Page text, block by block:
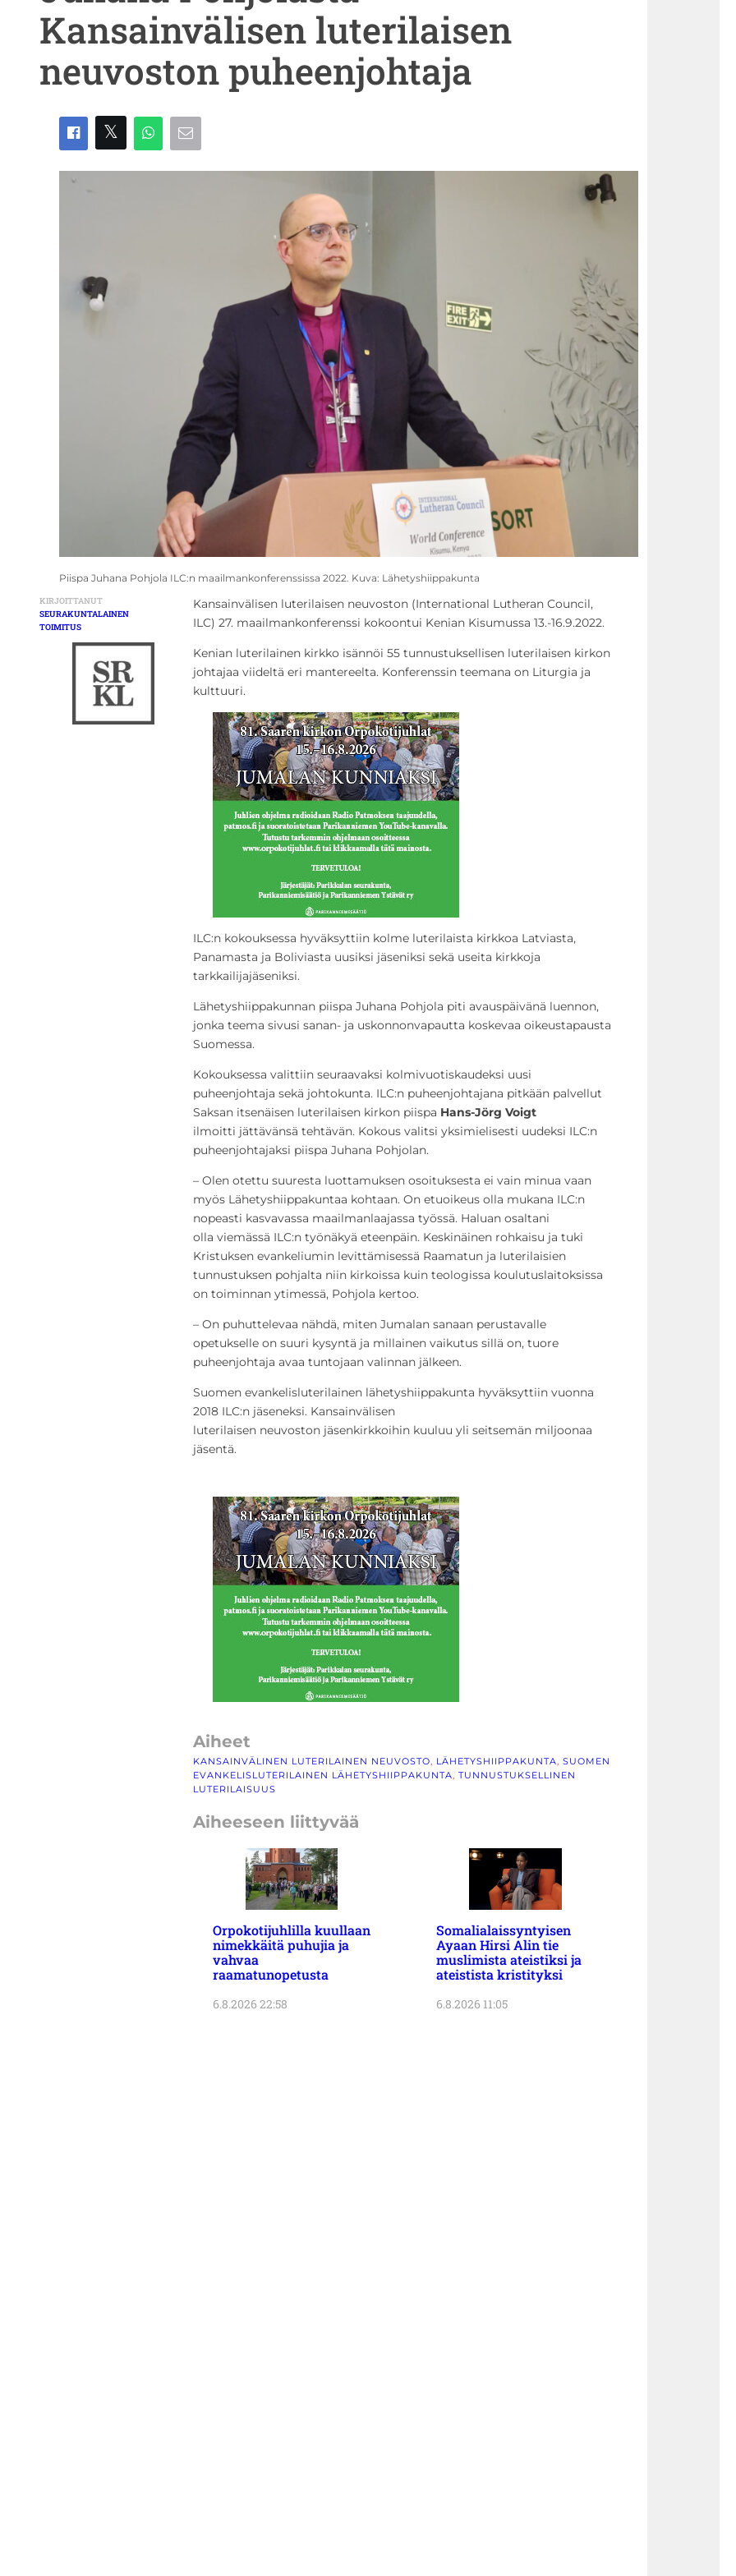
Kansainvälisen luterilaisen
neuvoston puheenjohtaja
Piispa Juhana Pohjola ILC:n maailmankonferenssissa 2022. Kuva: Lähetyshiippakunta
KIRJOITTANUT
SEURAKUNTALAINEN
TOIMITUS
Kansainvälisen luterilaisen neuvoston (International Lutheran Council,
ILC) 27. maailmankonferenssi kokoontui Kenian Kisumussa 13.-16.9.2022.
Kenian luterilainen kirkko isännöi 55 tunnustuksellisen luterilaisen kirkon
johtajaa viideltä eri mantereelta. Konferenssin teemana on Liturgia ja
kulttuuri.
ILC:n kokouksessa hyväksyttiin kolme luterilaista kirkkoa Latviasta,
Panamasta ja Boliviasta uusiksi jäseniksi sekä useita kirkkoja
tarkkailijajäseniksi.
Lähetyshiippakunnan piispa Juhana Pohjola piti avauspäivänä luennon,
jonka teema sivusi sanan- ja uskonnonvapautta koskevaa oikeustapausta
Suomessa.
Kokouksessa valittiin seuraavaksi kolmivuotiskaudeksi uusi
puheenjohtaja sekä johtokunta. ILC:n puheenjohtajana pitkään palvellut
Saksan itsenäisen luterilaisen kirkon piispa Hans-Jörg Voigt
ilmoitti jättävänsä tehtävän. Kokous valitsi yksimielisesti uudeksi ILC:n
puheenjohtajaksi piispa Juhana Pohjolan.
– Olen otettu suuresta luottamuksen osoituksesta ei vain minua vaan
myös Lähetyshiippakuntaa kohtaan. On etuoikeus olla mukana ILC:n
nopeasti kasvavassa maailmanlaajassa työssä. Haluan osaltani
olla viemässä ILC:n työnäkyä eteenpäin. Keskinäinen rohkaisu ja tuki
Kristuksen evankeliumin levittämisessä Raamatun ja luterilaisien
tunnustuksen pohjalta niin kirkoissa kuin teologissa koulutuslaitoksissa
on toiminnan ytimessä, Pohjola kertoo.
– On puhuttelevaa nähdä, miten Jumalan sanaan perustavalle
opetukselle on suuri kysyntä ja millainen vaikutus sillä on, tuore
puheenjohtaja avaa tuntojaan valinnan jälkeen.
Suomen evankelisluterilainen lähetyshiippakunta hyväksyttiin vuonna
2018 ILC:n jäseneksi. Kansainvälisen
luterilaisen neuvoston jäsenkirkkoihin kuuluu yli seitsemän miljoonaa
jäsentä.
Aiheet
KANSAINVÄLINEN LUTERILAINEN NEUVOSTO LÄHETYSHIIPPAKUNTA SUOMEN
EVANKELISLUTERILAINEN LÄHETYSHIIPPAKUNTA TUNNUSTUKSELLINEN
LUTERILAISUUS
Aiheeseen liittyvää
Orpokotijuhlilla kuullaan
nimekkäitä puhujia ja
vahvaa
raamatunopetusta
6.8.2026 22:58
Somalialaissyntyisen
Ayaan Hirsi Alin tie
muslimista ateistiksi ja
ateistista kristityksi
6.8.2026 11:05